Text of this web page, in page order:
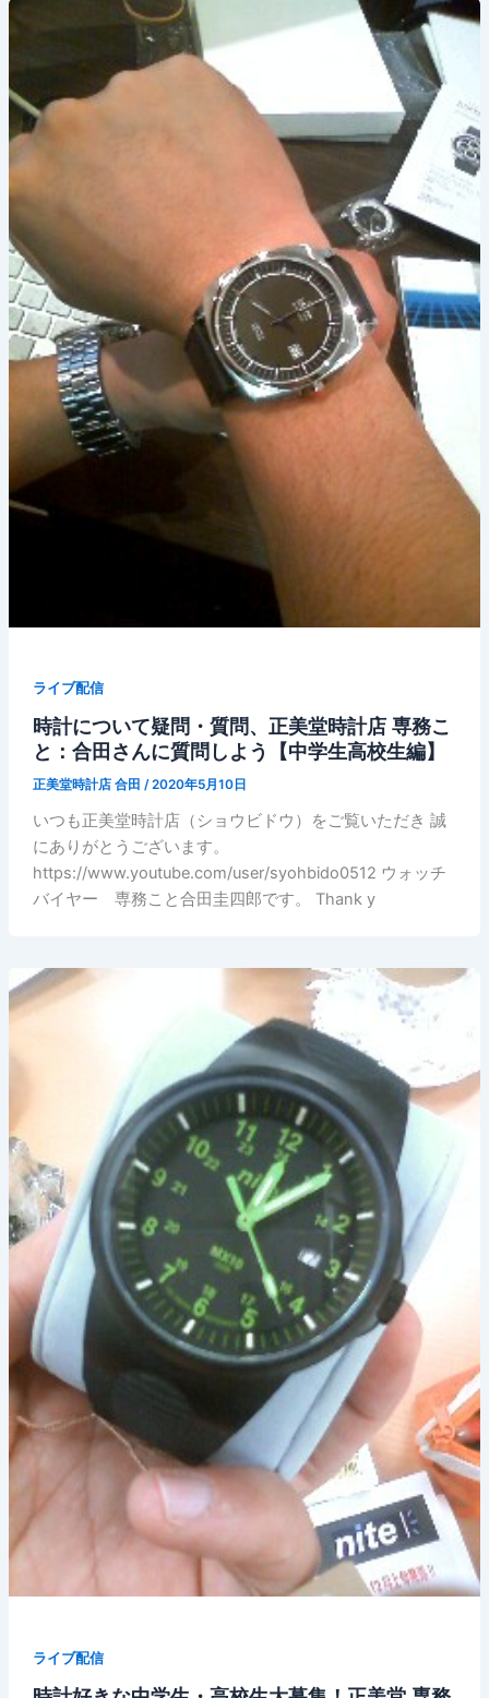
ライブ配信
時計について疑問・質問、正美堂時計店 専務こ
と：合田さんに質問しよう【中学生高校生編】
正美堂時計店 合田 /2020年5月10日
いつも正美堂時計店（ショウビドウ）をご覧いただき 誠
にありがとうございます。
https://www.youtube.com/user/syohbido0512 ウォッチ
バイヤー 専務こと合田圭四郎です。 Thank y
ライブ配信